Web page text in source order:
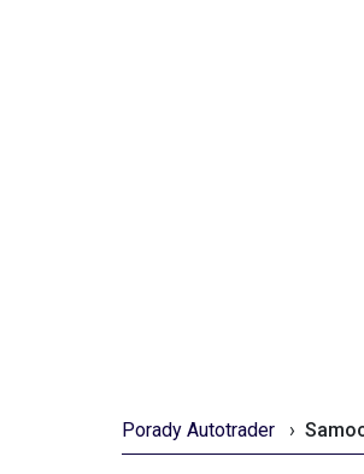
Porady Autotrader ›